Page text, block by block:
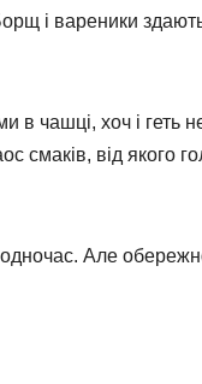
і вареники
в чашці, хоч і геть
смаків, від якого
Але